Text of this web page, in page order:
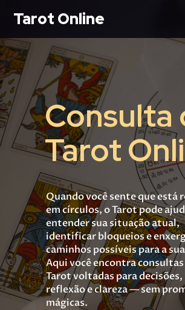
Tarot Online
Consulta
Tarot
Quando você sente que está
em círculos, o Tarot pode
entender sua situação atual,
identificar bloqueios e
caminhos possíveis para a
Aqui você encontra consultas
Tarot voltadas para decisões,
reflexão e clareza — sem
mágicas.